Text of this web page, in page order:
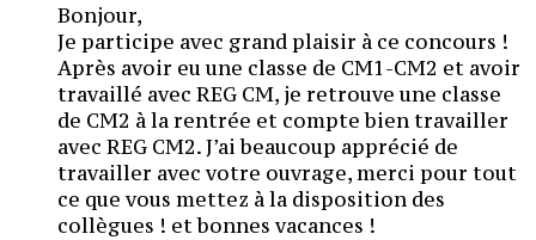
Bonjour,
Je participe avec grand plaisir à ce concours !
Après avoir eu une classe de CM1-CM2 et avoir
travaillé avec REG CM, je retrouve une classe
de CM2 à la rentrée et compte bien travailler
avec REG CM2. J’ai beaucoup apprécié de
travailler avec votre ouvrage, merci pour tout
ce que vous mettez à la disposition des
collègues ! et bonnes vacances !